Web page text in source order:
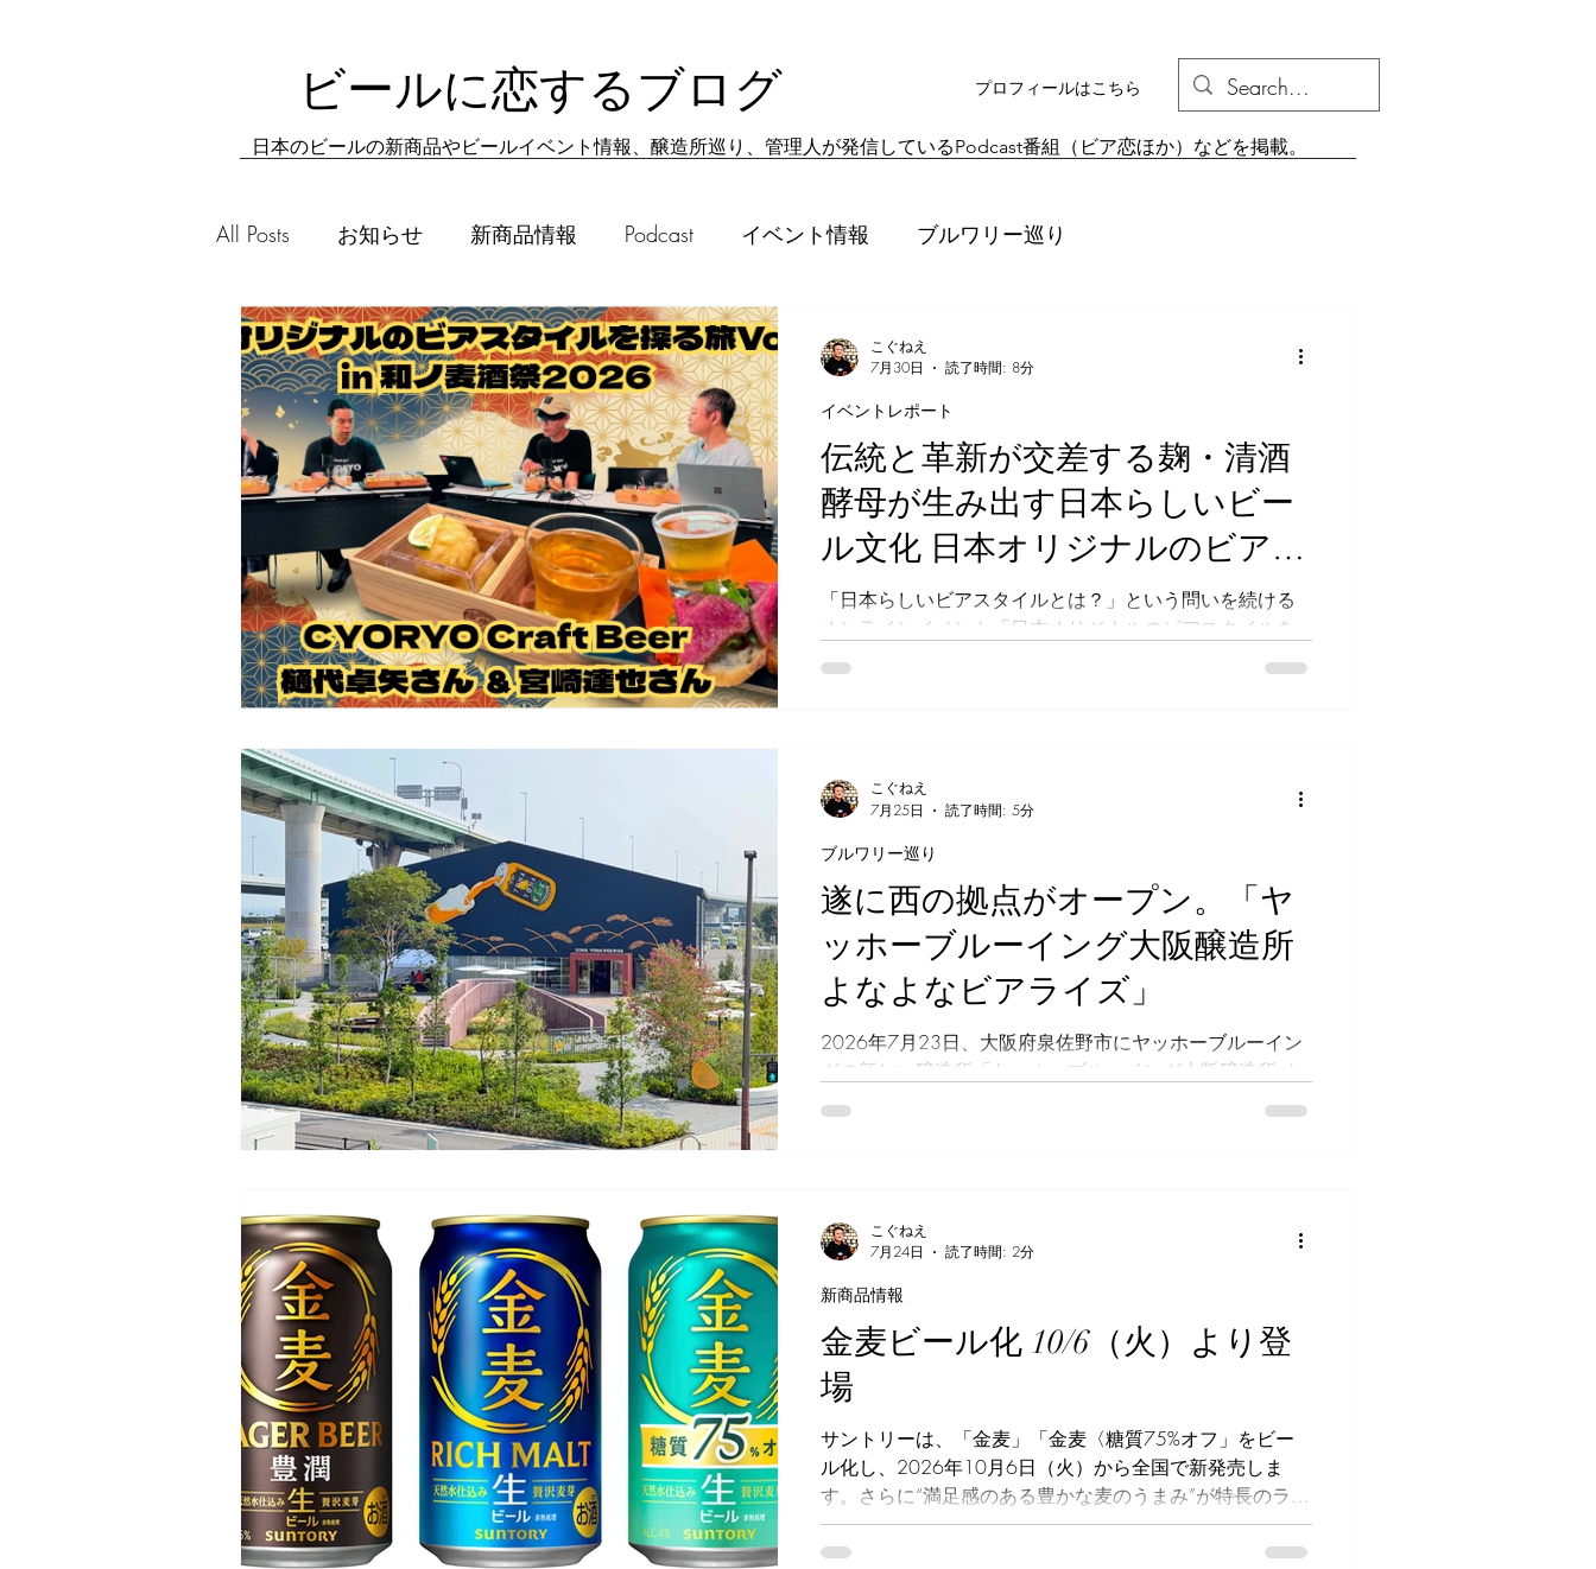
ビールに恋するブログ プロフィールはこちら
日本のビールの新商品やビールイベント情報、醸造所巡り、管理人が発信しているPodcast番組（ビア恋ほか）などを掲載。
All Posts お知らせ 新商品情報 Podcast イベント情報 ブルワリー巡り
テイスティングレポート 旅日記 新店情報
イベントレポート ブルワリーレポート
伝統と革新が交差する麹・清酒
酵母が生み出す日本らしいビー
ル文化 日本オリジナルのビアス
タイルを探る旅 Vol.30
「日本らしいビアスタイルとは？」という問いを続ける
オンラインイベント「日本オリジナルのビアスタイルを
探る旅」。第30回は、2024年に初開催されたイベントの
えてトークセッションを展開。イベントで提供された7種
らしさ」を追求しました。 7つのビール紹介とペアリン
グの感想 今回の「和ノ麦酒祭2026」のテーマは「日本酒
酵母」。日本古来の発酵素材を活用したクリエイティブ
なビールが数多く登場し、2年前の第1回開催時に見られ
た手探り状態から、劇的な進化を遂げていました。 ① 和
響 -Sake Sour Ale W/ Aritagawa mikan（CYORYO Craft
Beer × NOM CRAFT BREWING） ビアスタイル：Sake Ale
アルコール度数：6% 酵母：多酸性
イベントレポート
こぐねえ
7月30日
読了時間: 8分
遂に西の拠点がオープン。「ヤ
ッホーブルーイング大阪醸造所
よなよなビアライズ」
2026年7月23日、大阪府泉佐野市にヤッホーブルーイン
グの新しい醸造所「ヤッホーブルーイング大阪醸造所 よ
なよなビアライズ（以下、ビアライズ）」がオープンし
心が湧いたのがはじまり。 それ以降、展開を気にしてい
たところ、2021年に泉佐野市が産業創出の核となる「#
ふるさと納税3.0」を開始して、ヤッホーと企業誘致と地
域活性に関する基本合意書を締結。「#ふるさと納税
3.0」で集まった総額約5億円の寄付金を背景に2022年1
月に「ヤッホーブルーイング大阪醸造所 よなよなビアラ
イズ」の事業化を決定します。 しかし、この計画はスム
ーズに進みませんでした。様々な理由が重なり総工費や
契約の見直しがあり、蒸溜所開業時期が2022年10月と
2024年3月の2回に渡り延期に。紆余曲折あったものの、
2025年1月に着工、2026年1月に竣工して7月23日にオ
ープン
ブルワリー巡り
こぐねえ
7月25日
読了時間: 5分
金麦ビール化 10/6（火）より登
場
サントリーは、「金麦」「金麦〈糖質75%オフ」をビー
ル化し、2026年10月6日（火）から全国で新発売しま
す。さらに“満足感のある豊かな麦のうまみ”が特長のラガ
ービール「金麦〈豊潤〉」を2026年10月13日（火）か
ら全国で新発売します。 2007年に新ジャンル（第3のビ
新商品情報
こぐねえ
7月24日
読了時間: 2分